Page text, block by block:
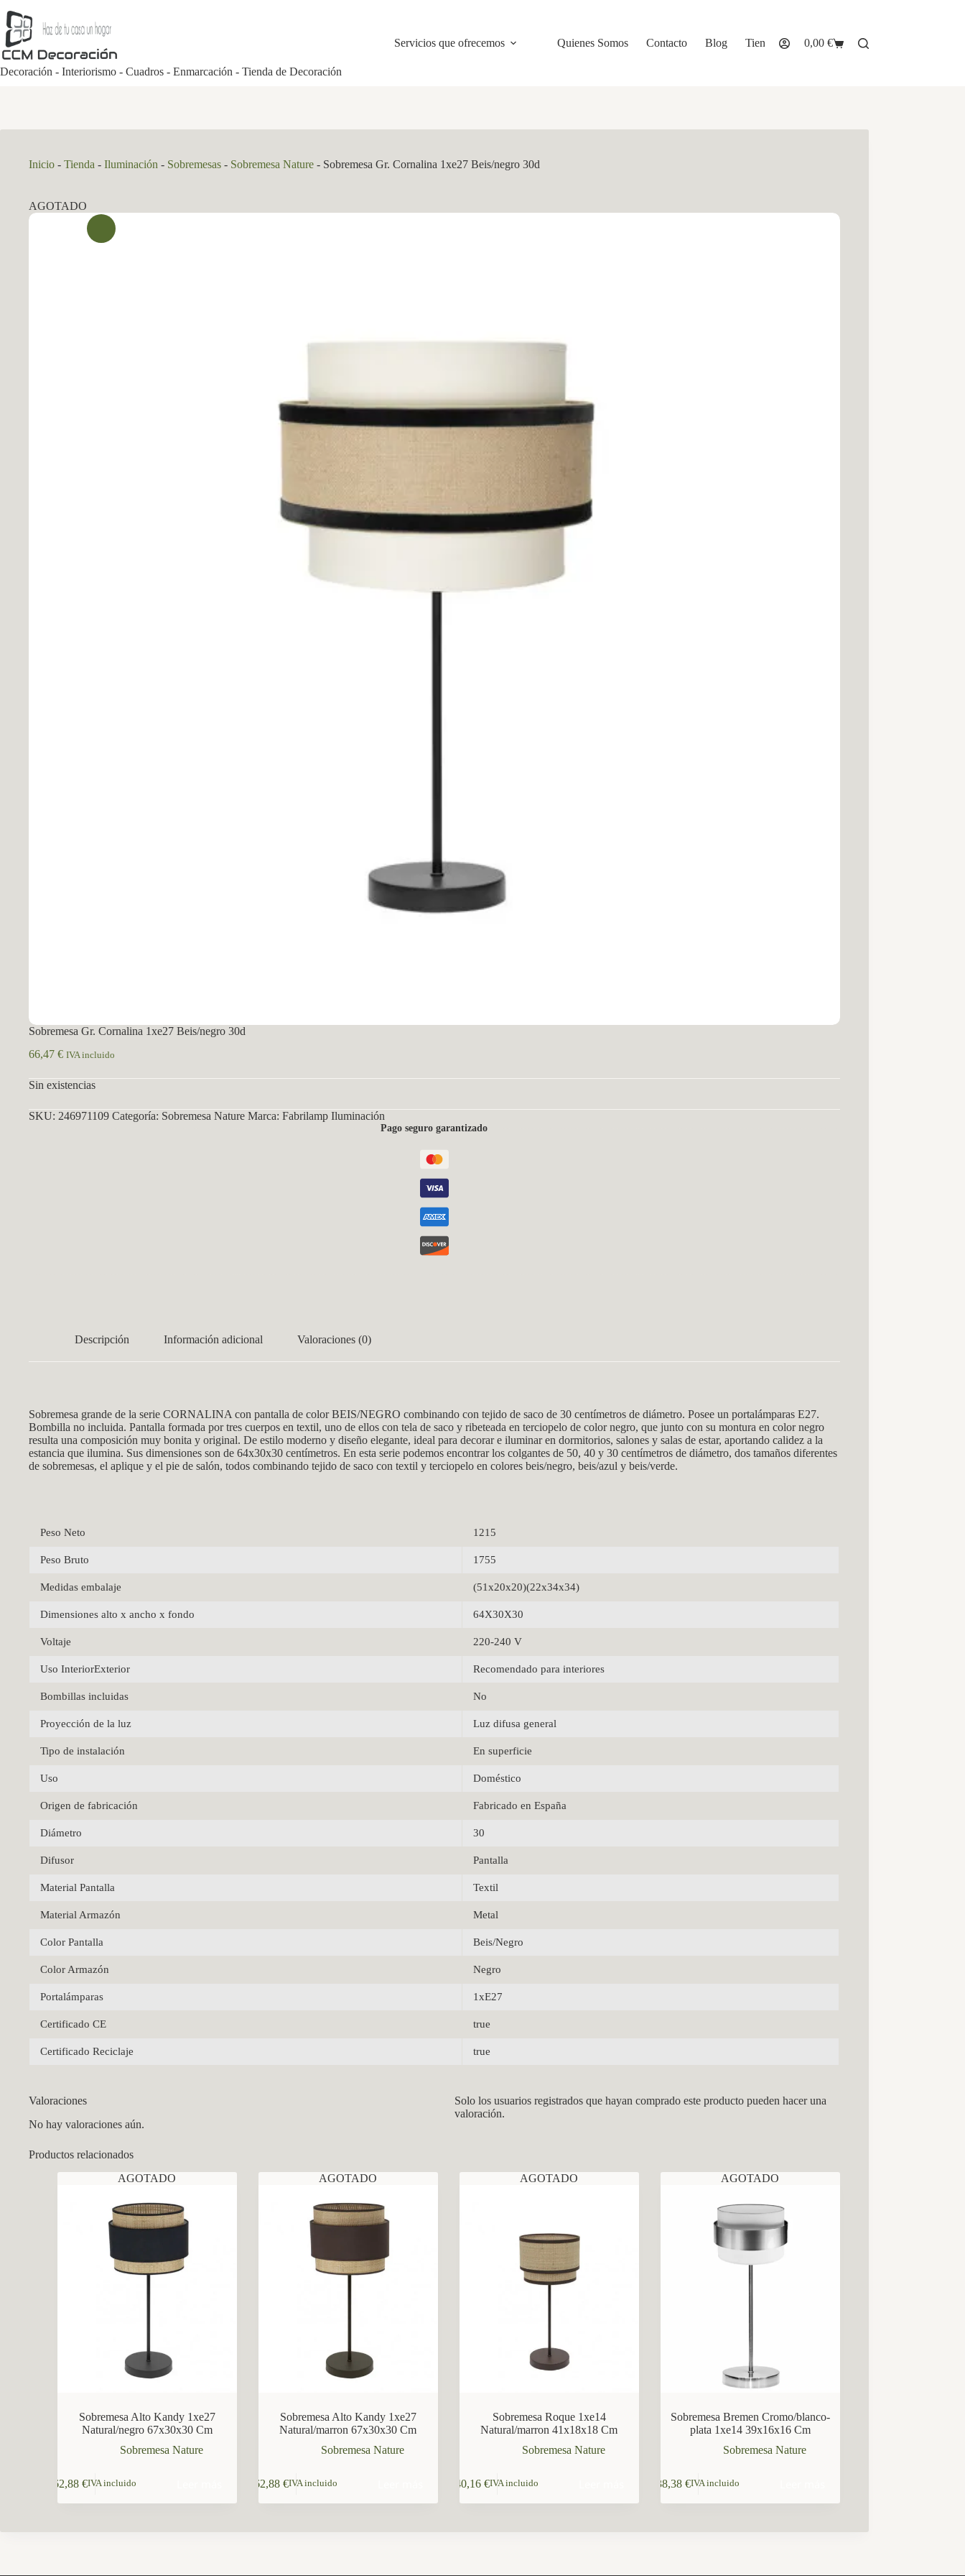
al
contenido
Decoración - Interiorismo - Cuadros - Enmarcación - Tienda de Decoración
Servicios que ofrecemos Quienes Somos Contacto Blog Tienda
Carro
0,00 €
Inicio - Tienda - Iluminación - Sobremesas - Sobremesa Nature - Sobremesa Gr. Cornalina 1xe27 Beis/negro 30d
AGOTADO
Sobremesa Gr. Cornalina 1xe27 Beis/negro 30d
66,47 € IVA incluido
Sin existencias
SKU: 246971109 Categoría: Sobremesa Nature Marca: Fabrilamp Iluminación
Pago seguro garantizado
Descripción Información adicional Valoraciones (0)
Sobremesa grande de la serie CORNALINA con pantalla de color BEIS/NEGRO combinando con tejido de saco de 30 centímetros de diámetro. Posee un portalámparas E27.
Bombilla no incluida. Pantalla formada por tres cuerpos en textil, uno de ellos con tela de saco y ribeteada en terciopelo de color negro, que junto con su montura en color negro
resulta una composición muy bonita y original. De estilo moderno y diseño elegante, ideal para decorar e iluminar en dormitorios, salones y salas de estar, aportando calidez a la
estancia que ilumina. Sus dimensiones son de 64x30x30 centímetros. En esta serie podemos encontrar los colgantes de 50, 40 y 30 centímetros de diámetro, dos tamaños diferentes
de sobremesas, el aplique y el pie de salón, todos combinando tejido de saco con textil y terciopelo en colores beis/negro, beis/azul y beis/verde.
Peso Neto 1215
Peso Bruto 1755
Medidas embalaje (51x20x20)(22x34x34)
Dimensiones alto x ancho x fondo 64X30X30
Voltaje 220-240 V
Uso InteriorExterior Recomendado para interiores
Bombillas incluidas No
Proyección de la luz Luz difusa general
Tipo de instalación En superficie
Uso Doméstico
Origen de fabricación Fabricado en España
Diámetro 30
Difusor Pantalla
Material Pantalla Textil
Material Armazón Metal
Color Pantalla Beis/Negro
Color Armazón Negro
Portalámparas 1xE27
Certificado CE true
Certificado Reciclaje true
Valoraciones
No hay valoraciones aún.
Solo los usuarios registrados que hayan comprado este producto pueden hacer una
valoración.
Productos relacionados
AGOTADO
Sobremesa Alto Kandy 1xe27
Natural/negro 67x30x30 Cm
Sobremesa Nature
62,88€IVA incluido
AGOTADO
Sobremesa Alto Kandy 1xe27
Natural/marron 67x30x30 Cm
Sobremesa Nature
62,88€IVA incluido
AGOTADO
Sobremesa Roque 1xe14
Natural/marron 41x18x18 Cm
Sobremesa Nature
40,16€IVA incluido
AGOTADO
Sobremesa Bremen Cromo/blanco-
plata 1xe14 39x16x16 Cm
Sobremesa Nature
38,38€IVA incluido